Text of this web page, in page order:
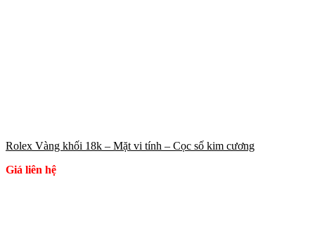
Rolex Vàng khối 18k – Mặt vi tính – Cọc số kim cương
Giá liên hệ